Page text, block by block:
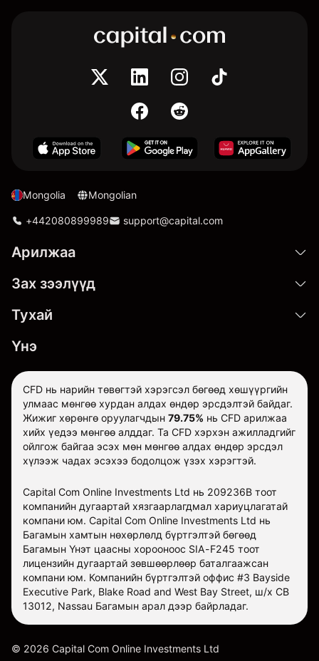
Mongolia Mongolian
+442080899989 support@capital.com
Арилжаа
Зах зээлүүд
Тухай
Үнэ
CFD нь нарийн төвөгтэй хэрэгсэл бөгөөд хөшүүргийн
улмаас мөнгөө хурдан алдах өндөр эрсдэлтэй байдаг.
Жижиг хөрөнгө оруулагчдын 79.75% нь CFD арилжаа
хийх үедээ мөнгөө алддаг. Та CFD хэрхэн ажилладгийг
ойлгож байгаа эсэх мөн мөнгөө алдах өндөр эрсдэл
хүлээж чадах эсэхээ бодолцож үзэх хэрэгтэй.
Capital Com Online Investments Ltd нь 209236B тоот
компанийн дугаартай хязгаарлагдмал хариуцлагатай
компани юм. Capital Com Online Investments Ltd нь
Багамын хамтын нөхөрлөлд бүртгэлтэй бөгөөд
Багамын Үнэт цаасны хорооноос SIA-F245 тоот
лицензийн дугаартай зөвшөөрлөөр баталгаажсан
компани юм. Компанийн бүртгэлтэй оффис #3 Bayside
Executive Park, Blake Road and West Bay Street, ш/х CB
13012, Nassau Багамын арал дээр байрладаг.
© 2026 Capital Com Online Investments Ltd